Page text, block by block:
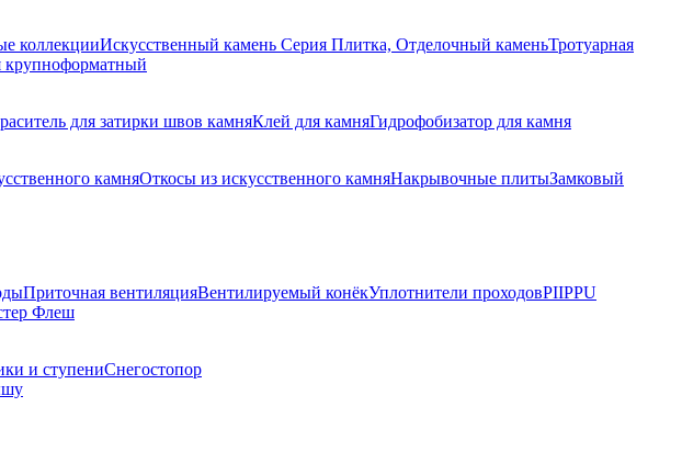
коллекцииИскусственный камень Серия Плитка, Отделочный каменьТротуарная
крупноформатный
для затирки швов камняКлей для камняГидрофобизатор для камня
камняОткосы из искусственного камняНакрывочные плитыЗамковый
Приточная вентиляцияВентилируемый конёкУплотнители проходовPIIPPU
Флеш
и ступениСнегостопор